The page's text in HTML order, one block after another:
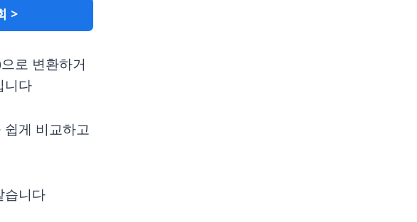
>
로 변환하거
다
게 비교하고
니다